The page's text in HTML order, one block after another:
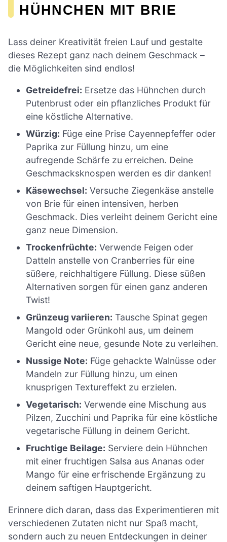
HÜHNCHEN MIT BRIE
Lass deiner Kreativität freien Lauf und gestalte
dieses Rezept ganz nach deinem Geschmack –
die Möglichkeiten sind endlos!
Getreidefrei: Ersetze das Hühnchen durch
Putenbrust oder ein pflanzliches Produkt für
eine köstliche Alternative.
Würzig: Füge eine Prise Cayennepfeffer oder
Paprika zur Füllung hinzu, um eine
aufregende Schärfe zu erreichen. Deine
Geschmacksknospen werden es dir danken!
Käsewechsel: Versuche Ziegenkäse anstelle
von Brie für einen intensiven, herben
Geschmack. Dies verleiht deinem Gericht eine
ganz neue Dimension.
Trockenfrüchte: Verwende Feigen oder
Datteln anstelle von Cranberries für eine
süßere, reichhaltigere Füllung. Diese süßen
Alternativen sorgen für einen ganz anderen
Twist!
Grünzeug variieren: Tausche Spinat gegen
Mangold oder Grünkohl aus, um deinem
Gericht eine neue, gesunde Note zu verleihen.
Nussige Note: Füge gehackte Walnüsse oder
Mandeln zur Füllung hinzu, um einen
knusprigen Textureffekt zu erzielen.
Vegetarisch: Verwende eine Mischung aus
Pilzen, Zucchini und Paprika für eine köstliche
vegetarische Füllung in deinem Gericht.
Fruchtige Beilage: Serviere dein Hühnchen
mit einer fruchtigen Salsa aus Ananas oder
Mango für eine erfrischende Ergänzung zu
deinem saftigen Hauptgericht.
Erinnere dich daran, dass das Experimentieren mit
verschiedenen Zutaten nicht nur Spaß macht,
sondern auch zu neuen Entdeckungen in deiner